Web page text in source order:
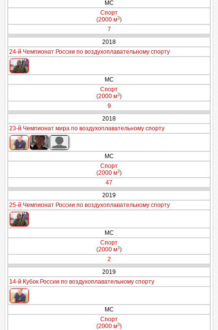
МС
Спорт
(2000 м3)
7
2018
24-й Чемпионат России по воздухоплавательному спорту
МС
Спорт
(2000 м3)
9
2018
23-й Чемпионат мира по воздухоплавательному спорту
МС
Спорт
(2000 м3)
47
2019
25-й Чемпионат России по воздухоплавательному спорту
МС
Спорт
(2000 м3)
2
2019
14-й Кубок России по воздухоплавательному спорту
МС
Спорт
(2000 м3)